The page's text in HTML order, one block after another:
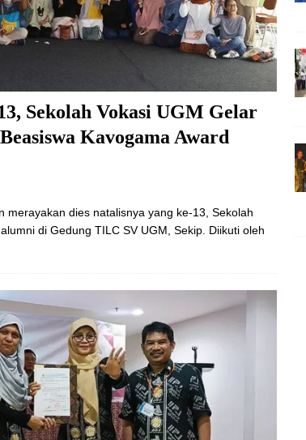
Sekolah Vokasi UGM Gelar
Kavogama Award
merayakan dies natalisnya yang ke-13, Sekolah
di Gedung TILC SV UGM, Sekip. Diikuti oleh